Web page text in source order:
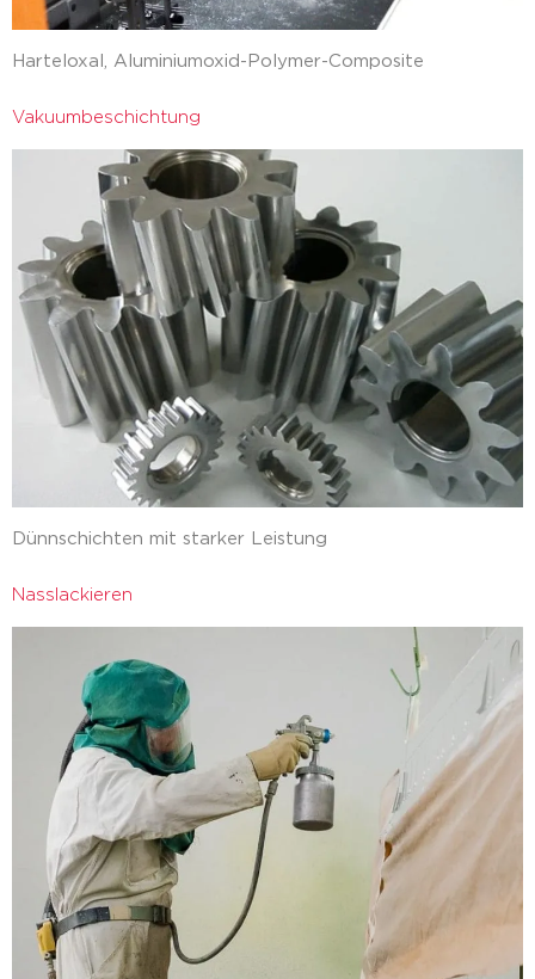
Harteloxal, Aluminiumoxid-Polymer-Composite
Vakuumbeschichtung
Dünnschichten mit starker Leistung
Nasslackieren